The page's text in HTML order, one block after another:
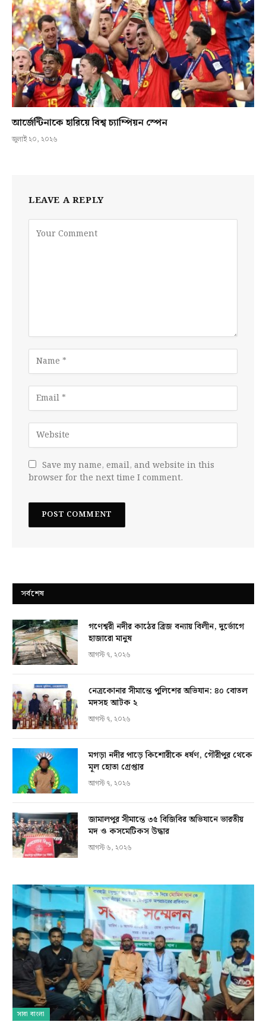
আর্জেন্টিনাকে হারিয়ে বিশ্ব চ্যাম্পিয়ন স্পেন
জুলাই ২০, ২০২৬
LEAVE A REPLY
Save my name, email, and website in this
browser for the next time I comment.
সর্বশেষ
গণেশ্বরী নদীর কাঠের ব্রিজ বন্যায় বিলীন, দুর্ভোগে
হাজারো মানুষ
আগস্ট ৭, ২০২৬
নেত্রকোনার সীমান্তে পুলিশের অভিযান: ৪০ বোতল
মদসহ আটক ২
আগস্ট ৭, ২০২৬
মগড়া নদীর পাড়ে কিশোরীকে ধর্ষণ, গৌরীপুর থেকে
মূল হোতা গ্রেপ্তার
আগস্ট ৭, ২০২৬
জামালপুর সীমান্তে ৩৫ বিজিবির অভিযানে ভারতীয়
মদ ও কসমেটিকস উদ্ধার
আগস্ট ৬, ২০২৬
সারা বাংলা